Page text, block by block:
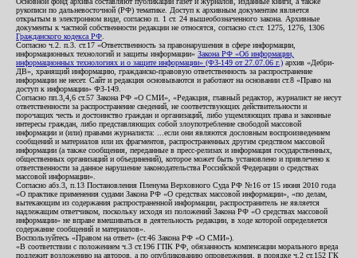
рукописи по дальневосточной (РФ) тематике. Доступ к архивным документам является
открытым в электронном виде, согласно п. 1 ст. 24 вышеобозначенного закона. Архивные
документы к частной собственности редакции не относятся, согласно ст.ст. 1275, 1276, 1306
Гражданского кодекса РФ
Согласно ч.2. п.3. ст.17 «Ответственность за правонарушения в сфере информации,
информационных технологий и защиты информации» Закона РФ «Об информации,
информационных технологиях и о защите информации» (ФЗ-149 от 27.07.06 г.) архив «Дебри-
ДВ», хранящий информацию, гражданско-правовую ответственность за распространение
информации не несет. Сайт и редакция основываются и работают на основании ст.8 «Право на
доступ к информации» ФЗ-149.
Согласно пп.3,4,6 ст.57 Закона РФ «О СМИ», «Редакция, главный редактор, журналист не несут
ответственности за распространение сведений, не соответствующих действительности и
порочащих честь и достоинство граждан и организаций, либо ущемляющих права и законные
интересы граждан, либо представляющих собой злоупотребление свободой массовой
информации и (или) правами журналиста: ...если они являются дословным воспроизведением
сообщений и материалов или их фрагментов, распространенных другим средством массовой
информации (а также сообщения, переданные в пресс-релизах и информация государственных,
общественных организаций и объединений), которое может быть установлено и привлечено к
ответственности за данное нарушение законодательства Российской Федерации о средствах
массовой информации».
Согласно абз.3, п.13 Постановления Пленума Верховного Суда РФ №16 от 15 июня 2010 года
«О практике применения судами Закона РФ «О средствах массовой информации», «по делам,
вытекающим из содержания распространенной информации, распространитель не является
надлежащим ответчиком, поскольку исходя из положений Закона РФ «О средствах массовой
информации» не вправе вмешиваться в деятельность редакции, в ходе которой определяется
содержание сообщений и материалов».
Воспользуйтесь «Правом на ответ» (ст.46 Закона РФ «О СМИ»).
«В соответствии с положением ч.3 ст.196 ГПК РФ, обязанность компенсации морального вреда
подлежит возложению на авторов, а по опубликованию опровержения, в порядке ч.2 ст.152 ГК